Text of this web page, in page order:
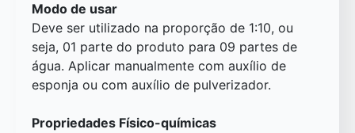
Modo de usar
Deve ser utilizado na proporção de 1:10, ou
seja, 01 parte do produto para 09 partes de
água. Aplicar manualmente com auxílio de
esponja ou com auxílio de pulverizador.
Propriedades Físico-químicas